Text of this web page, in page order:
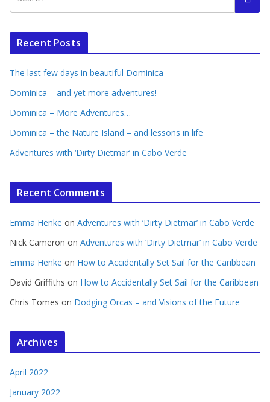
Recent Posts
The last few days in beautiful Dominica
Dominica – and yet more adventures!
Dominica – More Adventures…
Dominica – the Nature Island – and lessons in life
Adventures with ‘Dirty Dietmar’ in Cabo Verde
Recent Comments
Emma Henke on Adventures with ‘Dirty Dietmar’ in Cabo Verde
Nick Cameron on Adventures with ‘Dirty Dietmar’ in Cabo Verde
Emma Henke on How to Accidentally Set Sail for the Caribbean
David Griffiths on How to Accidentally Set Sail for the Caribbean
Chris Tomes on Dodging Orcas – and Visions of the Future
Archives
April 2022
January 2022